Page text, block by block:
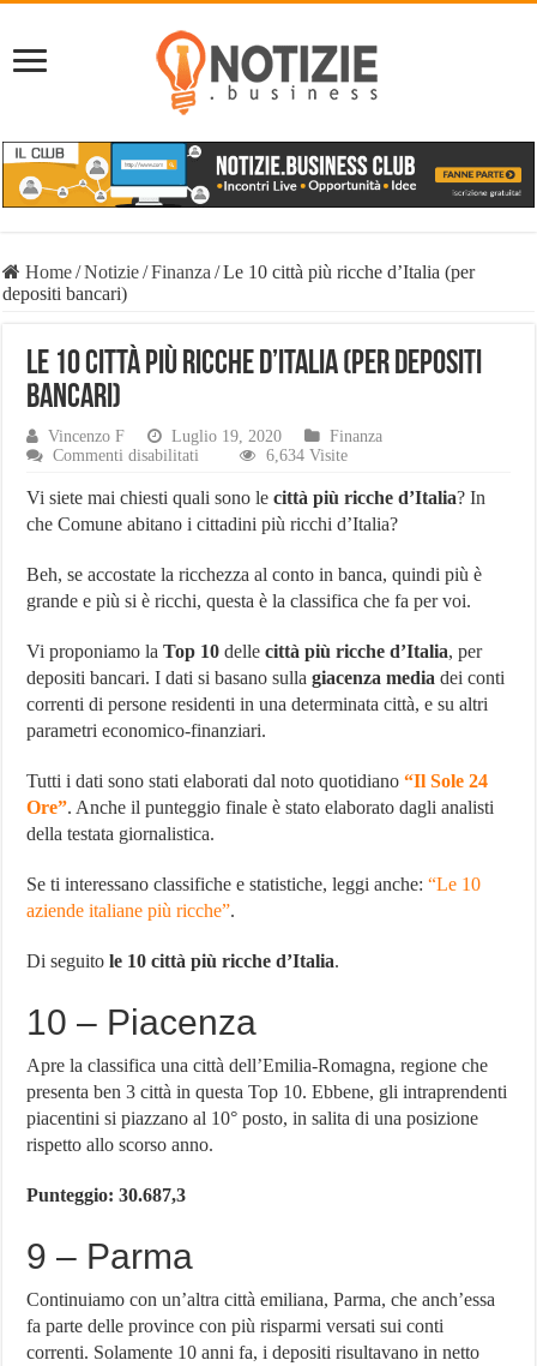
Home/Notizie/Finanza /Le 10 città più ricche d’Italia (per
depositi bancari)
Le 10 città più ricche d’Italia (per depositi
bancari)
Vincenzo F Luglio 19, 2020
Finanza
Commenti disabilitati
10
più
d’Italia
depositi
6,634 Visite
Vi siete mai chiesti quali sono le città più ricche d’Italia? In
che Comune abitano i cittadini più ricchi d’Italia?
Beh, se accostate la ricchezza al conto in banca, quindi più è
grande e più si è ricchi, questa è la classifica che fa per voi.
Vi proponiamo laTop 10 delle città più ricche d’Italia, per
depositi bancari. I dati si basano sullagiacenza media dei conti
correnti di persone residenti in una determinata città, e su altri
parametri economico-finanziari.
Tutti i dati sono stati elaborati dal noto quotidiano “Il Sole 24
Ore”. Anche il punteggio finale è stato elaborato dagli analisti
della testata giornalistica.
Se ti interessano classifiche e statistiche, leggi anche:“Le 10
aziende italiane più ricche”.
Di seguito le 10 città più ricche d’Italia.
10 – Piacenza
Apre la classifica una città dell’Emilia-Romagna, regione che
presenta ben 3 città in questa Top 10. Ebbene, gli intraprendenti
piacentini si piazzano al 10° posto, in salita di una posizione
rispetto allo scorso anno.
Punteggio: 30.687,3
9 – Parma
Continuiamo con un’altra città emiliana, Parma, che anch’essa
fa parte delle province con più risparmi versati sui conti
correnti. Solamente 10 anni fa, i depositi risultavano in netto